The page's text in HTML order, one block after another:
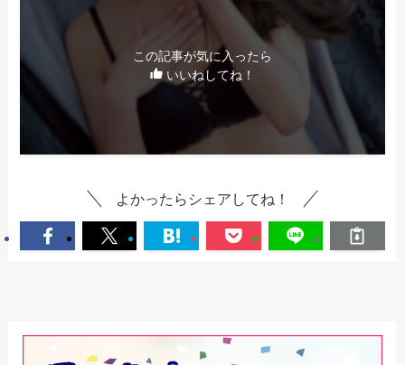
この記事が気に入ったら
いいねしてね！
よかったらシェアしてね！